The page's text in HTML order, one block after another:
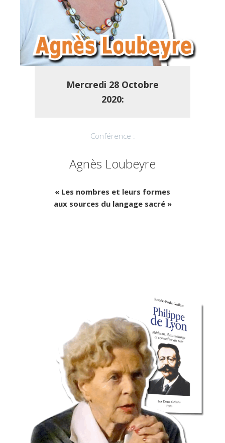
Mercredi 28 Octobre
2020:
Conférence :
Agnès Loubeyre
« Les nombres et leurs formes
aux sources du langage sacré »